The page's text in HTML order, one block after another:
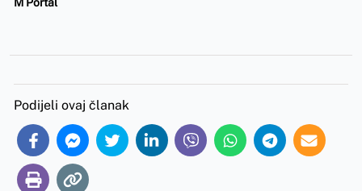
Podijeli ovaj članak